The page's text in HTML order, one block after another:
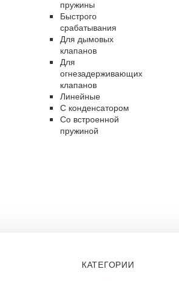
пружины
Быстрого
срабатывания
Для дымовых
клапанов
Для
огнезадерживающих
клапанов
Линейные
С конденсатором
Со встроенной
пружиной
КАТЕГОРИИ